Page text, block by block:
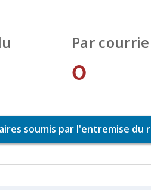
Par
0
soumis par l'entremise du